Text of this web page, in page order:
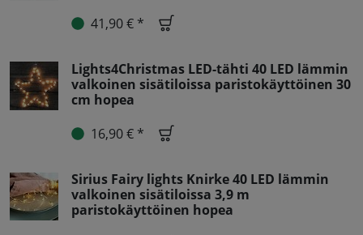
41,90 € *
Lights4Christmas LED-tähti 40 LED lämmin
valkoinen sisätiloissa paristokäyttöinen 30
cm hopea
16,90 € *
Sirius Fairy lights Knirke 40 LED lämmin
valkoinen sisätiloissa 3,9 m
paristokäyttöinen hopea